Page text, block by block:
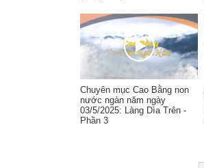
Chuyên mục Cao Bằng non
nước ngàn năm ngày
03/5/2025: Làng Dìa Trên -
Phần 3